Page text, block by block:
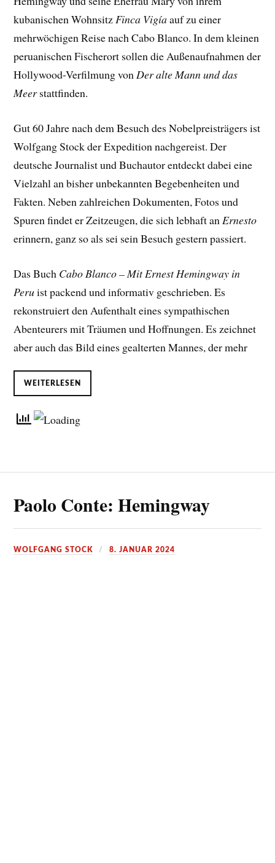
kubanischen WohnsitzFinca Vigíaauf zu einer
mehrwöchigen Reise nach Cabo Blanco. In dem kleinen
peruanischen Fischerort sollen die Außenaufnahmen der
Hollywood-Verfilmung vonDer alte Mann und das
Meerstattfinden.
Gut 60 Jahre nach dem Besuch des Nobelpreisträgers ist
Wolfgang Stock der Expedition nachgereist. Der
deutsche Journalist und Buchautor entdeckt dabei eine
Vielzahl an bisher unbekannten Begebenheiten und
Fakten. Neben zahlreichen Dokumenten, Fotos und
Spuren findet er Zeitzeugen, die sich lebhaft anErnesto
erinnern, ganz so als sei sein Besuch gestern passiert.
Das Buch Cabo Blanco – Mit Ernest Hemingway in
Peruist packend und informativ geschrieben. Es
rekonstruiert den Aufenthalt eines sympathischen
Abenteurers mit Träumen und Hoffnungen. Es zeichnet
aber auch das Bild eines gealterten Mannes, der mehr
WEITERLESEN
Paolo Conte: Hemingway
WOLFGANG STOCK 8. JANUAR 2024